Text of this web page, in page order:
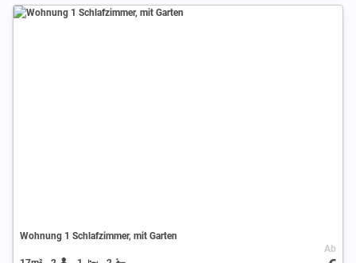
Wohnung 1 Schlafzimmer, mit Garten
Ab